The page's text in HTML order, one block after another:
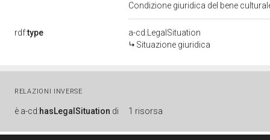
Condizione giuridica del bene
rdf:type
a-cd:LegalSituation
Situazione giuridica
RELAZIONI INVERSE
è a-cd:hasLegalSituation di 1 risorsa